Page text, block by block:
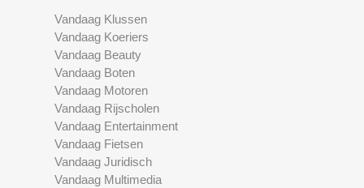
Vandaag Klussen
Vandaag Koeriers
Vandaag Beauty
Vandaag Boten
Vandaag Motoren
Vandaag Rijscholen
Vandaag Entertainment
Vandaag Fietsen
Vandaag Juridisch
Vandaag Multimedia